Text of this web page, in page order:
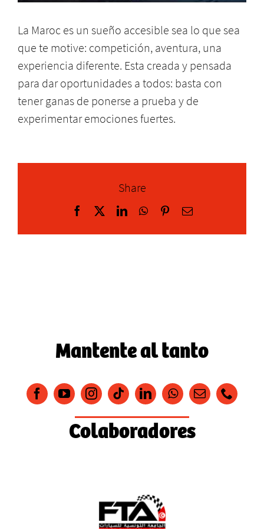
La Maroc es un sueño accesible sea lo que sea
que te motive: competición, aventura, una
experiencia diferente. Esta creada y pensada
para dar oportunidades a todos: basta con
tener ganas de ponerse a prueba y de
experimentar emociones fuertes.
Share
Facebook
X LinkedInWhatsApp
PinterestCorreo
Mantente al tanto
Colaboradores